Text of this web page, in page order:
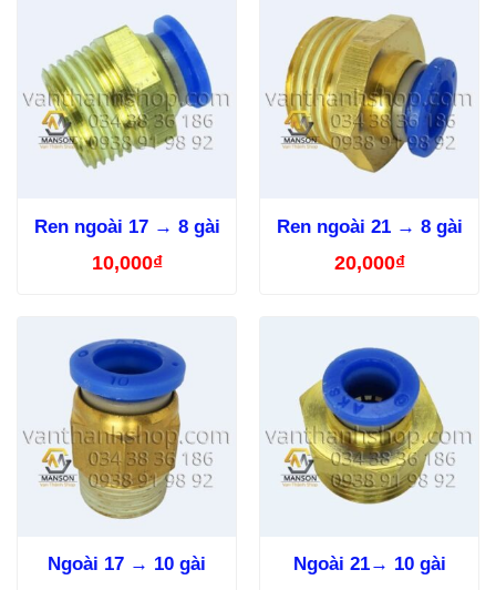
Ren ngoài 17 → 8 gài
10,000₫
Ren ngoài 21 → 8 gài
20,000₫
Ngoài 17 → 10 gài Ngoài 21→ 10 gài